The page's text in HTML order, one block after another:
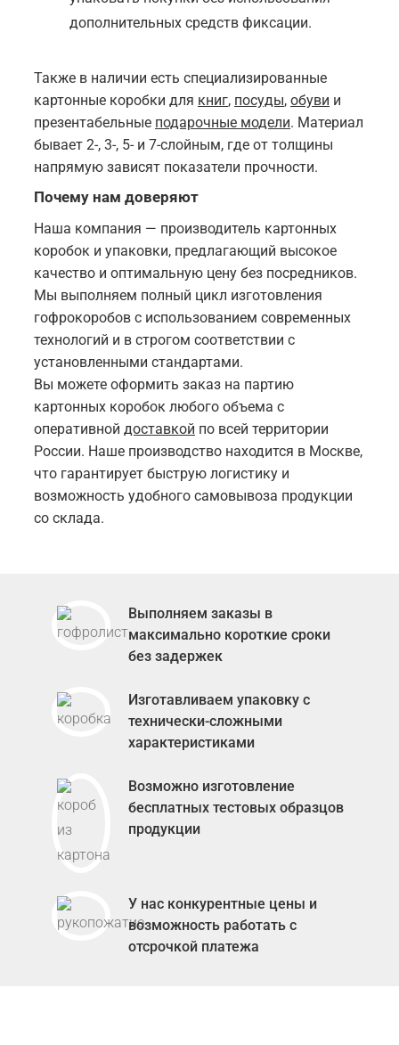
дополнительных средств фиксации.
Также в наличии есть специализированные
картонные коробки для книг, посуды, обуви и
презентабельные подарочные модели. Материал
бывает 2-, 3-, 5- и 7-слойным, где от толщины
напрямую зависят показатели прочности.
Почему нам доверяют
Наша компания — производитель картонных
коробок и упаковки, предлагающий высокое
качество и оптимальную цену без посредников.
Мы выполняем полный цикл изготовления
гофрокоробов с использованием современных
технологий и в строгом соответствии с
установленными стандартами.
Вы можете оформить заказ на партию
картонных коробок любого объема с
оперативной доставкой по всей территории
России. Наше производство находится в Москве,
что гарантирует быструю логистику и
возможность удобного самовывоза продукции
со склада.
Выполняем заказы в
максимально короткие сроки
без задержек
Изготавливаем упаковку с
технически-сложными
характеристиками
Возможно изготовление
бесплатных тестовых образцов
продукции
У нас конкурентные цены и
возможность работать с
отсрочкой платежа